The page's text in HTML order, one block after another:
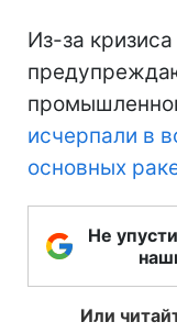
Из-за
исчерпали в
основных
Не
Или